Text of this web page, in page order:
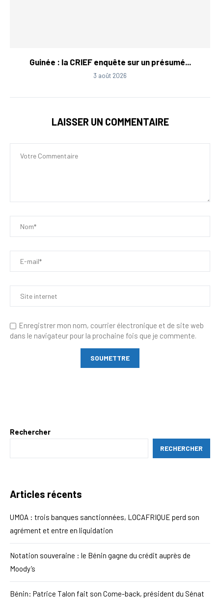
Guinée : la CRIEF enquête sur un présumé...
3 août 2026
LAISSER UN COMMENTAIRE
Enregistrer mon nom, courrier électronique et de site web
dans le navigateur pour la prochaine fois que je commente.
Rechercher
RECHERCHER
Articles récents
UMOA : trois banques sanctionnées, LOCAFRIQUE perd son
agrément et entre en liquidation
Notation souveraine : le Bénin gagne du crédit auprès de
Moody’s
Bénin: Patrice Talon fait son Come-back, président du Sénat